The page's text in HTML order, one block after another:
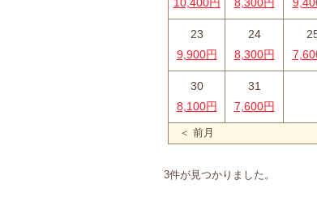
23
9,900円
24
8,300円
30
8,100円
31
7,600円
＜ 前月
3件が見つかりました。